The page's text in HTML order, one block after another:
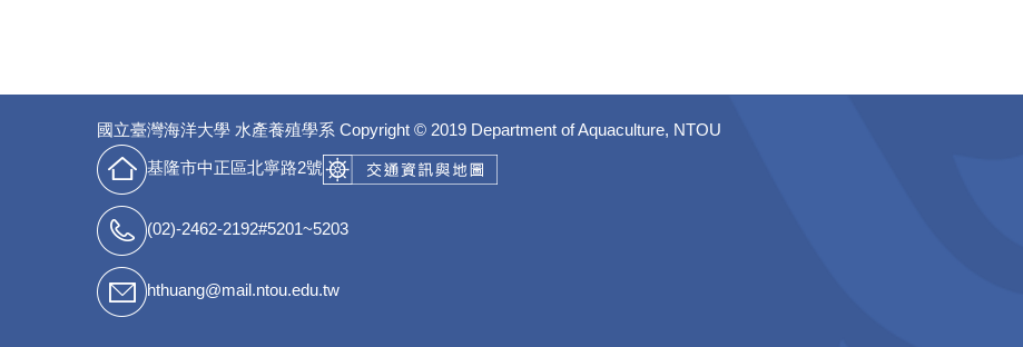
國立臺灣海洋大學 水產養殖學系 Copyright © 2019 Department of Aquaculture, NTOU
基隆市中正區北寧路2號
(02)-2462-2192#5201~5203
hthuang@mail.ntou.edu.tw